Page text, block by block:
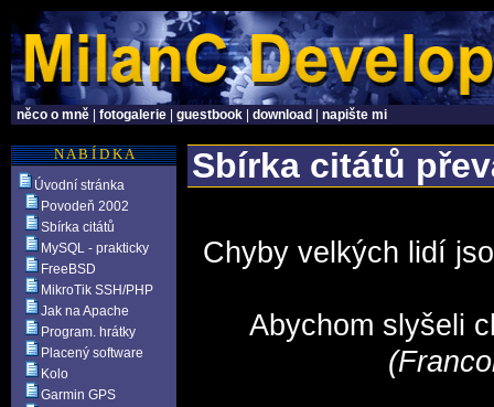
něco o mně fotogalerie guestbook download napište mi
N A B Í D K A
Úvodní stránka
Povodeň 2002
Sbírka citátů
MySQL - prakticky
FreeBSD
MikroTik SSH/PHP
Jak na Apache
Program. hrátky
Placený software
Kolo
Garmin GPS
Sbírka citátů
Chyby velkých lidí
Abychom slyšeli